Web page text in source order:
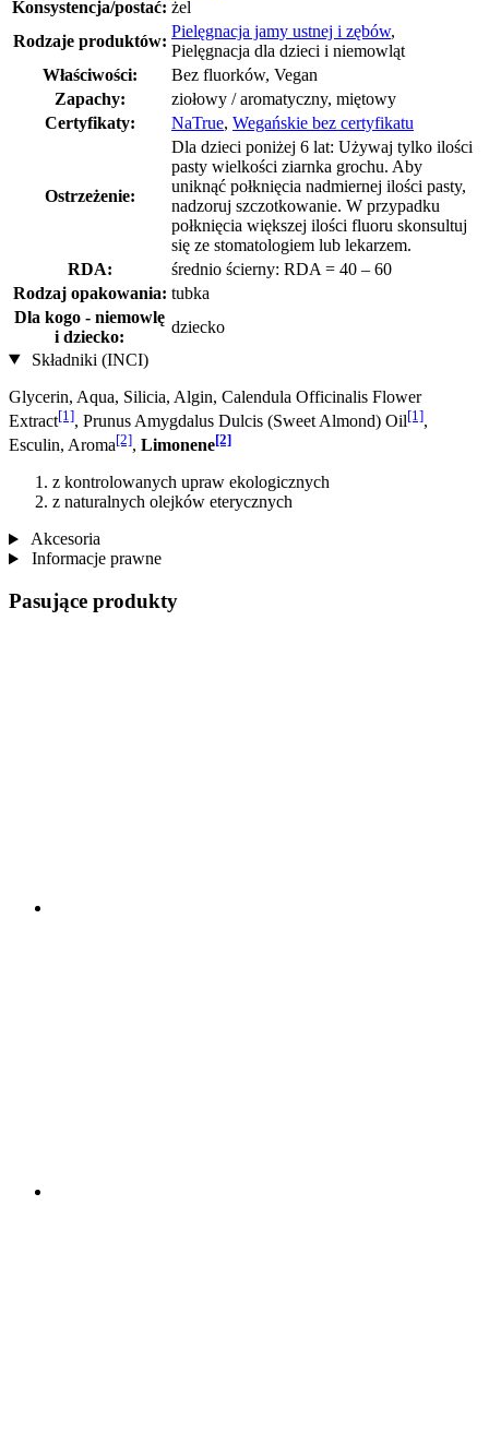
Konsystencja/postać: żel
Rodzaje produktów:
Pielęgnacja jamy ustnej i zębów,
Pielęgnacja dla dzieci i niemowląt
Właściwości:
Bez fluorków, Vegan
Zapachy:
ziołowy / aromatyczny, miętowy
Certyfikaty:
NaTrue, Wegańskie bez certyfikatu
Ostrzeżenie:
Dla dzieci poniżej 6 lat: Używaj tylko ilości
pasty wielkości ziarnka grochu. Aby
uniknąć połknięcia nadmiernej ilości pasty,
nadzoruj szczotkowanie. W przypadku
połknięcia większej ilości fluoru skonsultuj
się ze stomatologiem lub lekarzem.
RDA:
średnio ścierny: RDA = 40 – 60
Rodzaj opakowania: tubka
Dla kogo - niemowlę
i dziecko:
dziecko
Składniki (INCI)
Glycerin, Aqua, Silicia, Algin, Calendula Officinalis Flower
Extract[1], Prunus Amygdalus Dulcis (Sweet Almond) Oil[1],
Esculin, Aroma[2], Limonene[2]
z kontrolowanych upraw ekologicznych
z naturalnych olejków eterycznych
Akcesoria
Informacje prawne
Pasujące produkty